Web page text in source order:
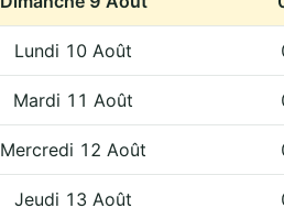
Lundi 10 Août
Mardi 11 Août
Mercredi 12 Août
Jeudi 13 Août